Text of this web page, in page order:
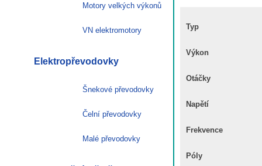
Typ
Výkon
Otáčky
Napětí
Frekvence
Póly
Motory velkých výkonů
VN elektromotory
Elektropřevodovky
Šnekové převodovky
Čelní převodovky
Malé převodovky